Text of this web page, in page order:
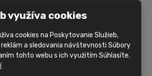
využíva cookies
cookies na Poskytovanie Služieb,
a sledovania návštevnosti Súbory
tohto webu s ich využitím Súhlasíte.